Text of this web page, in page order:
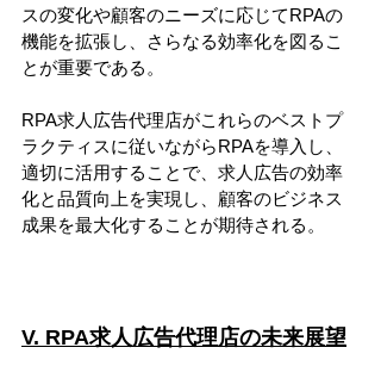
スの変化や顧客のニーズに応じてRPAの
機能を拡張し、さらなる効率化を図るこ
とが重要である。
RPA求人広告代理店がこれらのベストプ
ラクティスに従いながらRPAを導入し、
適切に活用することで、求人広告の効率
化と品質向上を実現し、顧客のビジネス
成果を最大化することが期待される。
V. RPA求人広告代理店の未来展望